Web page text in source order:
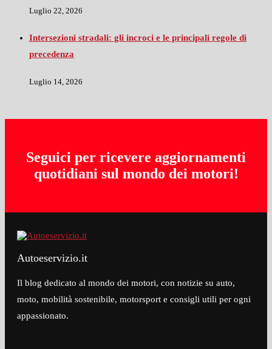
Luglio 22, 2026
Intersezioni stradali: gli incroci e le principali regole di
precedenza
Luglio 14, 2026
Seguici per ricevere aggiornamenti
quotidiani sul mondo dei motori!
Autoeservizio.it
Il blog dedicato al mondo dei motori, con notizie su auto,
moto, mobilità sostenibile, motorsport e consigli utili per ogni
appassionato.​